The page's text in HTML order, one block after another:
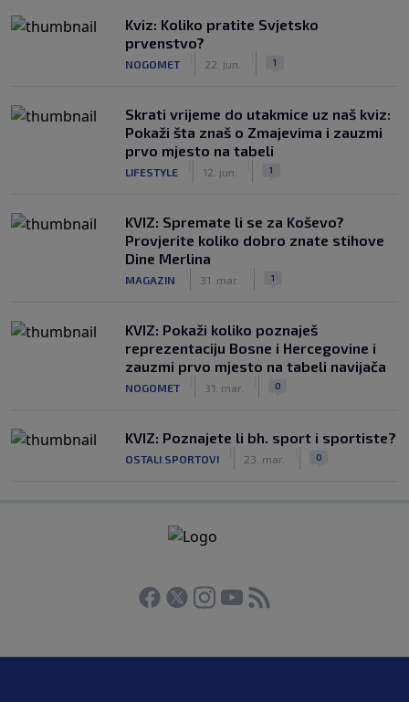
Kviz: Koliko pratite Svjetsko
prvenstvo?
NOGOMET 22. jun. 1
Skrati vrijeme do utakmice uz naš kviz:
Pokaži šta znaš o Zmajevima i zauzmi
prvo mjesto na tabeli
LIFESTYLE 12. jun. 1
KVIZ: Spremate li se za Koševo?
Provjerite koliko dobro znate stihove
Dine Merlina
MAGAZIN 31. mar. 1
KVIZ: Pokaži koliko poznaješ
reprezentaciju Bosne i Hercegovine i
zauzmi prvo mjesto na tabeli navijača
NOGOMET 31. mar. 0
KVIZ: Poznajete li bh. sport i sportiste?
OSTALI SPORTOVI 23. mar. 0